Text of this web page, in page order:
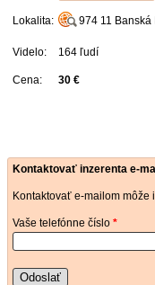
Lokalita: 974 11 Banská
Videlo: 164 ľudí
Cena: 30 €
Kontaktovať inzerenta e-
Kontaktovať e-mailom môže
Vaše telefónne číslo *
Odoslať